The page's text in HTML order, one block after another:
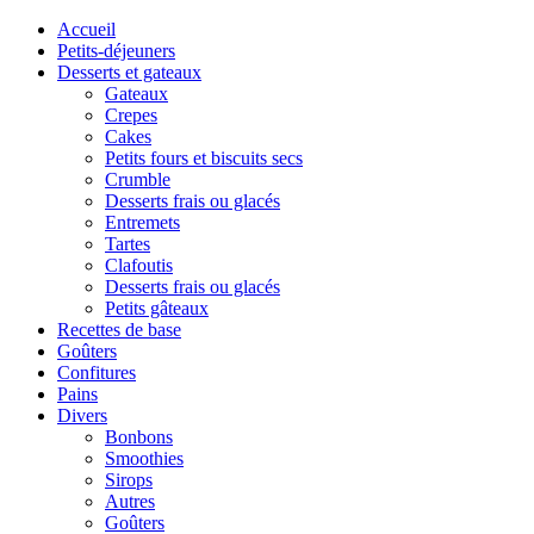
Accueil
Petits-déjeuners
Desserts et gateaux
Gateaux
Crepes
Cakes
Petits fours et biscuits secs
Crumble
Desserts frais ou glacés
Entremets
Tartes
Clafoutis
Desserts frais ou glacés
Petits gâteaux
Recettes de base
Goûters
Confitures
Pains
Divers
Bonbons
Smoothies
Sirops
Autres
Goûters